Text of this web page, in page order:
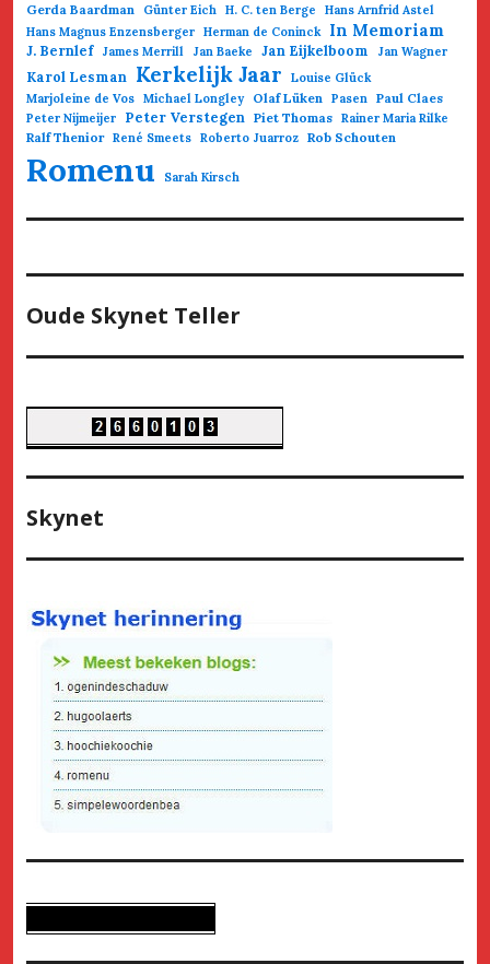
Gerda Baardman
Günter Eich H. C. ten Berge
Hans Arnfrid Astel
Hans Magnus Enzensberger Herman de Coninck In Memoriam
J. Bernlef James Merrill Jan Baeke Jan Eijkelboom Jan Wagner
Karol Lesman Kerkelijk Jaar
Louise Glück
Marjoleine de Vos Michael Longley Olaf Lüken Pasen Paul Claes
Peter Nijmeijer Peter Verstegen Piet Thomas Rainer Maria Rilke
Ralf Thenior René Smeets Roberto Juarroz Rob Schouten
Romenu Sarah Kirsch
Oude Skynet Teller
Skynet